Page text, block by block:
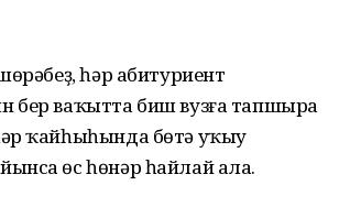
һәр абитуриент
бер ваҡытта биш вузға тапшыра
ҡайһыһында бөтә уҡыу
өс һөнәр һайлай ала.